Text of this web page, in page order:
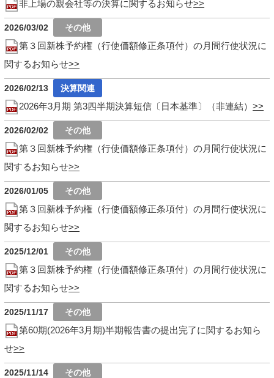
非上場の親会社等の決算に関するお知らせ
2026/03/02
第３回新株予約権（行使価額修正条項付）の月間行使状況に
関するお知らせ
2026/02/13
2026年3月期 第3四半期決算短信〔日本基準〕（非連結）
2026/02/02
第３回新株予約権（行使価額修正条項付）の月間行使状況に
関するお知らせ
2026/01/05
第３回新株予約権（行使価額修正条項付）の月間行使状況に
関するお知らせ
2025/12/01
第３回新株予約権（行使価額修正条項付）の月間行使状況に
関するお知らせ
2025/11/17
第60期(2026年3月期)半期報告書の提出完了に関するお知ら
せ
2025/11/14